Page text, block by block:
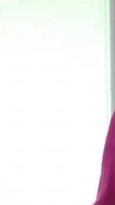
и воспитывать
и уважение
педагогов,
, — говорится
вузы
Поэтому
убеждений».